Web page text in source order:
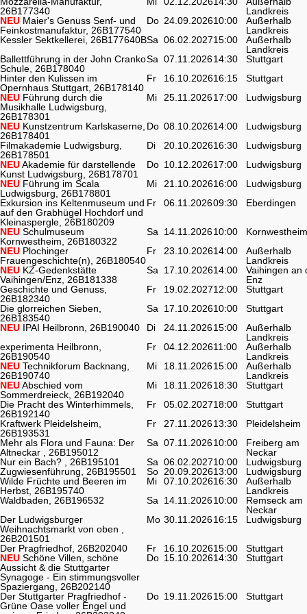
26B177340
Landkreis
NEU Maier's Genuss Senf- und
Feinkostmanufaktur, 26B177540
Do 24.09.202610:00
Außerhalb
Landkreis
Kessler Sektkellerei, 26B177640BSa 06.02.202715:00
Außerhalb
Landkreis
Ballettführung in der John Cranko
Schule, 26B178040
Sa 07.11.202614:30
Stuttgart
Hinter den Kulissen im
Opernhaus Stuttgart, 26B178140
Fr 16.10.202616:15
Stuttgart
NEU Führung durch die
Musikhalle Ludwigsburg,
26B178301
Mi 25.11.202617:00 Ludwigsburg
NEU Kunstzentrum Karlskaserne,
26B178401
Do 08.10.202614:00
Ludwigsburg
Filmakademie Ludwigsburg,
26B178501
Di 20.10.202616:30
Ludwigsburg
NEUAkademie für darstellende
Kunst Ludwigsburg, 26B178701
Do 10.12.202617:00
Ludwigsburg
NEU Führung im Scala
Ludwigsburg, 26B178801
Mi 21.10.202616:00
Ludwigsburg
Exkursion ins Keltenmuseum und
auf den Grabhügel Hochdorf und
Kleinaspergle, 26B180209
Fr 06.11.202609:30 Eberdingen
NEU Schulmuseum
Kornwestheim, 26B180322
Sa 14.11.202610:00
Kornwestheim
NEU Plochinger
Frauengeschichte(n), 26B180540
Fr 23.10.202614:00
Außerhalb
Landkreis
NEU KZ-Gedenkstätte
Vaihingen/Enz, 26B181338
Sa 17.10.202614:00
Vaihingen an
Enz
Geschichte und Genuss,
26B182340
Fr 19.02.202712:00
Stuttgart
Die glorreichen Sieben,
26B183540
Sa 17.10.202610:00
Stuttgart
NEU IPAI Heilbronn, 26B190040 Di 24.11.202615:00
Außerhalb
Landkreis
experimenta Heilbronn,
26B190540
Fr 04.12.202611:00
Außerhalb
Landkreis
NEU Technikforum Backnang,
26B190740
Mi 18.11.202615:00
Außerhalb
Landkreis
NEUAbschied vom
Sommerdreieck, 26B192040
Mi 18.11.202618:30
Stuttgart
Die Pracht des Winterhimmels,
26B192140
Fr 05.02.202718:00
Stuttgart
Kraftwerk Pleidelsheim,
26B193531
Fr 27.11.202613:30
Pleidelsheim
Mehr als Flora und Fauna: Der
Altneckar , 26B195012
Sa 07.11.202610:00
Freiberg am
Neckar
Nur ein Bach? , 26B195101
Sa 06.02.202710:00
Ludwigsburg
Zugwiesenführung, 26B195501
So 20.09.202613:00
Ludwigsburg
Wilde Früchte und Beeren im
Herbst, 26B195740
Mi 07.10.202616:30
Außerhalb
Landkreis
Waldbaden, 26B196532
Sa 14.11.202610:00
Remseck am
Neckar
Der Ludwigsburger
Weihnachtsmarkt von oben ,
26B201501
Mo 30.11.202616:15 Ludwigsburg
Der Pragfriedhof, 26B202040 Fr 16.10.202615:00
Stuttgart
NEU Schöne Villen, schöne
Aussicht & die Stuttgarter
Synagoge - Ein stimmungsvoller
Spaziergang, 26B202140
Do 15.10.202614:30 Stuttgart
Der Stuttgarter Pragfriedhof -
Grüne Oase voller Engel und
Do 19.11.202615:00 Stuttgart